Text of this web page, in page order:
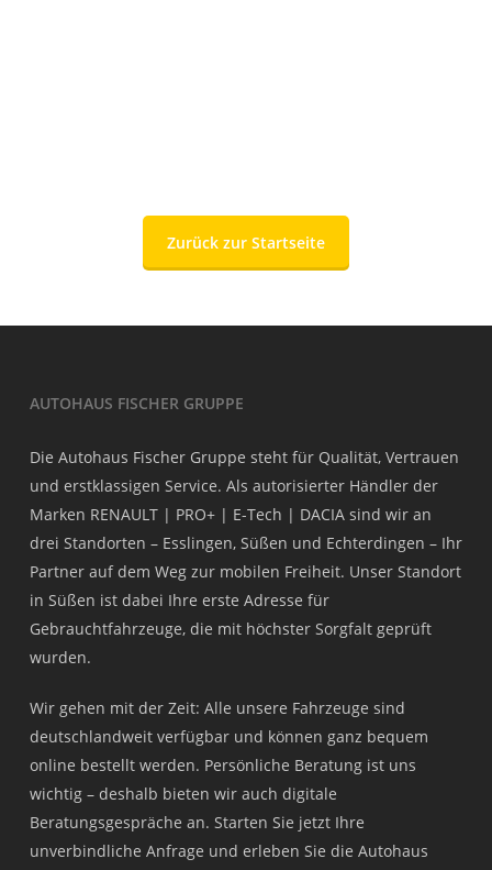
Zurück zur Startseite
AUTOHAUS FISCHER GRUPPE
Die Autohaus Fischer Gruppe steht für Qualität, Vertrauen
und erstklassigen Service. Als autorisierter Händler der
Marken RENAULT | PRO+ | E-Tech | DACIA sind wir an
drei Standorten – Esslingen, Süßen und Echterdingen – Ihr
Partner auf dem Weg zur mobilen Freiheit. Unser Standort
in Süßen ist dabei Ihre erste Adresse für
Gebrauchtfahrzeuge, die mit höchster Sorgfalt geprüft
wurden.
Wir gehen mit der Zeit: Alle unsere Fahrzeuge sind
deutschlandweit verfügbar und können ganz bequem
online bestellt werden. Persönliche Beratung ist uns
wichtig – deshalb bieten wir auch digitale
Beratungsgespräche an. Starten Sie jetzt Ihre
unverbindliche Anfrage und erleben Sie die Autohaus